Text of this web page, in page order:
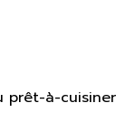
prêt-à-cuisiner